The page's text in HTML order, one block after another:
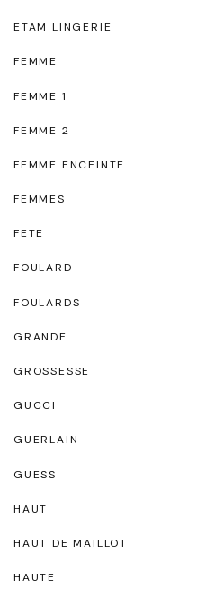
ETAM LINGERIE
FEMME
FEMME 1
FEMME 2
FEMME ENCEINTE
FEMMES
FETE
FOULARD
FOULARDS
GRANDE
GROSSESSE
GUCCI
GUERLAIN
GUESS
HAUT
HAUT DE MAILLOT
HAUTE